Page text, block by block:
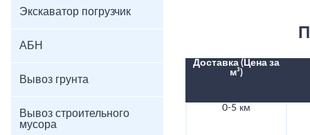
Экскаватор погрузчик
АБН
Вывоз грунта
Вывоз строительного
мусора
Доставка (Цена за
м³)
0-5 км